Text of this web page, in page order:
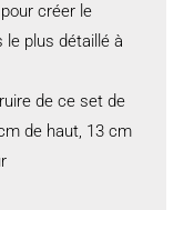
créer le
le plus détaillé à
de ce set de
de haut, 13 cm